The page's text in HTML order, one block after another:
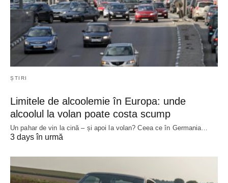
ȘTIRI
Limitele de alcoolemie în Europa: unde
alcoolul la volan poate costa scump
Un pahar de vin la cină – și apoi la volan? Ceea ce în Germania…
3 days în urmă